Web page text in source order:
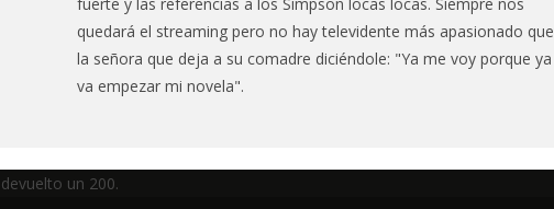
quedará el streaming pero no hay televidente más apasionado que
la señora que deja a su comadre diciéndole: "Ya me voy porque ya
va empezar mi novela".
un 200.